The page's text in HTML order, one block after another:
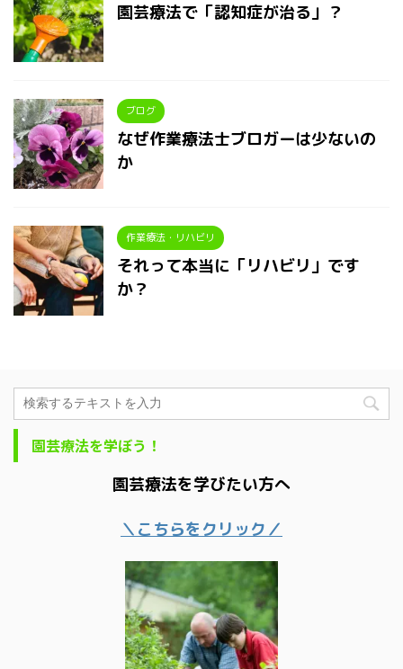
園芸療法で「認知症が治る」？
ブログ
なぜ作業療法士ブロガーは少ないの
か
作業療法・リハビリ
それって本当に「リハビリ」です
か？
園芸療法を学ぼう！
園芸療法を学びたい方へ
＼こちらをクリック／